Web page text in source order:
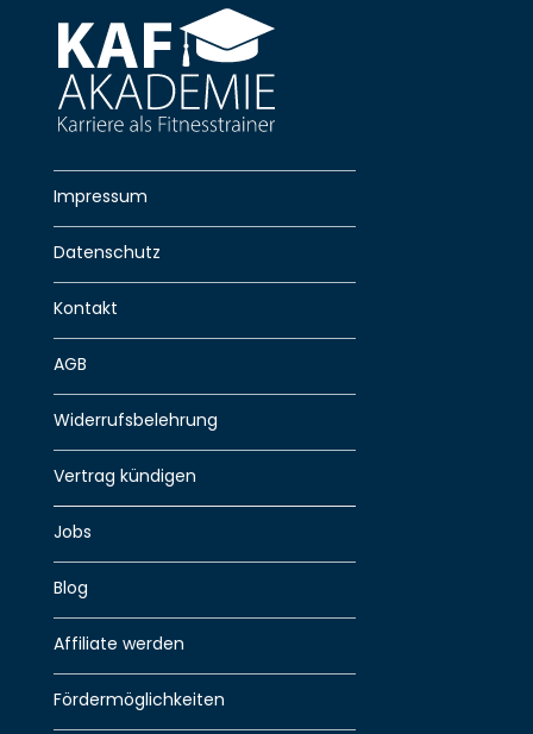
Impressum
Datenschutz
Kontakt
AGB
Widerrufsbelehrung
Vertrag kündigen
Jobs
Blog
Affiliate werden
Fördermöglichkeiten